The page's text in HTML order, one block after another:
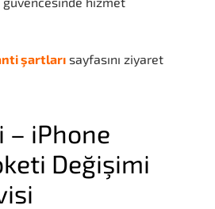
şartları sayfasını ziyaret
– iPhone
Değişimi